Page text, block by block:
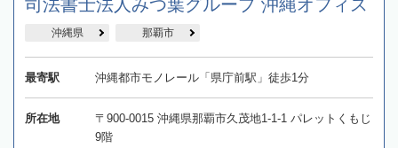
司法書士法人みつ葉グループ 沖縄オフィス
沖縄県 那覇市
最寄駅 沖縄都市モノレール「県庁前駅」徒歩1分
所在地
〒900-0015 沖縄県那覇市久茂地1-1-1 パレットくもじ
9階